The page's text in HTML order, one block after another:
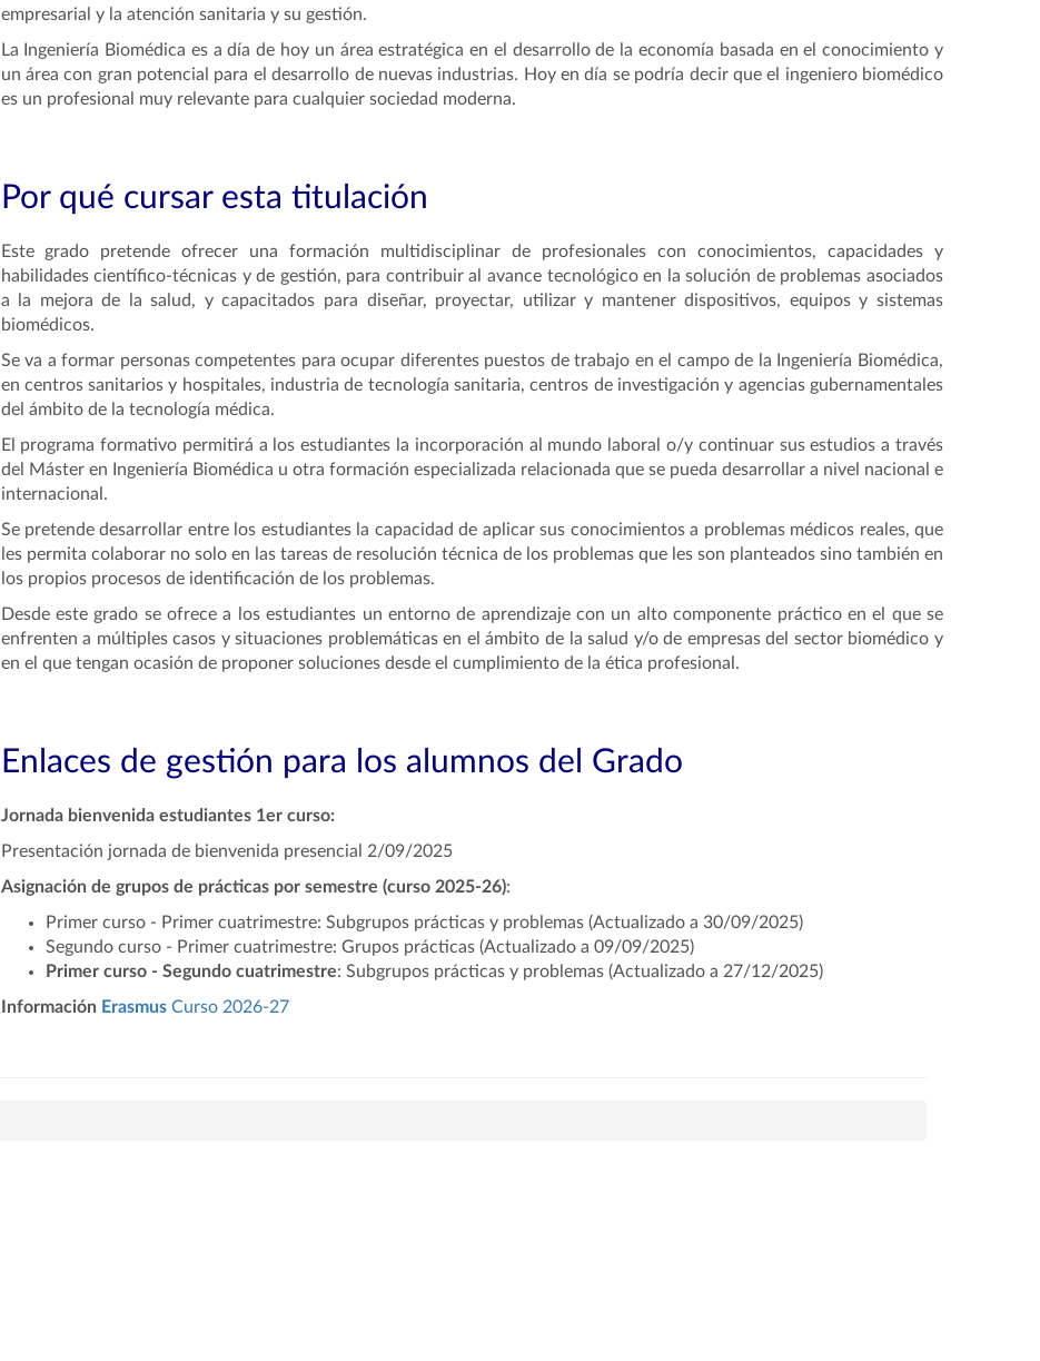
empresarial y la atención sanitaria y su gestión.
La Ingeniería Biomédica es a día de hoy un área estratégica en el desarrollo de la economía basada en el conocimiento y
un área con gran potencial para el desarrollo de nuevas industrias. Hoy en día se podría decir que el ingeniero biomédico
es un profesional muy relevante para cualquier sociedad moderna.
Por qué cursar esta titulación
Este grado pretende ofrecer una formación multidisciplinar de profesionales con conocimientos, capacidades y
habilidades científico-técnicas y de gestión, para contribuir al avance tecnológico en la solución de problemas asociados
a la mejora de la salud, y capacitados para diseñar, proyectar, utilizar y mantener dispositivos, equipos y sistemas
biomédicos.
Se va a formar personas competentes para ocupar diferentes puestos de trabajo en el campo de la Ingeniería Biomédica,
en centros sanitarios y hospitales, industria de tecnología sanitaria, centros de investigación y agencias gubernamentales
del ámbito de la tecnología médica.
El programa formativo permitirá a los estudiantes la incorporación al mundo laboral o/y continuar sus estudios a través
del Máster en Ingeniería Biomédica u otra formación especializada relacionada que se pueda desarrollar a nivel nacional e
internacional.
Se pretende desarrollar entre los estudiantes la capacidad de aplicar sus conocimientos a problemas médicos reales, que
les permita colaborar no solo en las tareas de resolución técnica de los problemas que les son planteados sino también en
los propios procesos de identificación de los problemas.
Desde este grado se ofrece a los estudiantes un entorno de aprendizaje con un alto componente práctico en el que se
enfrenten a múltiples casos y situaciones problemáticas en el ámbito de la salud y/o de empresas del sector biomédico y
en el que tengan ocasión de proponer soluciones desde el cumplimiento de la ética profesional.
Enlaces de gestión para los alumnos del Grado
Jornada bienvenida estudiantes 1er curso:
Presentación jornada de bienvenida presencial 2/09/2025
Asignación de grupos de prácticas por semestre (curso 2025-26):
Primer curso - Primer cuatrimestre: Subgrupos prácticas y problemas (Actualizado a 30/09/2025)
Segundo curso - Primer cuatrimestre: Grupos prácticas (Actualizado a 09/09/2025)
Primer curso - Segundo cuatrimestre: Subgrupos prácticas y problemas(Actualizado a 27/12/2025)
Información ErasmusCurso 2026-27